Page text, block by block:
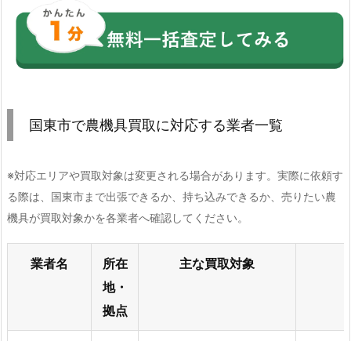
国東市で農機具買取に対応する業者一覧
※対応エリアや買取対象は変更される場合があります。実際に依頼す
る際は、国東市まで出張できるか、持ち込みできるか、売りたい農
機具が買取対象かを各業者へ確認してください。
業者名
所在
地・
拠点
主な買取対象